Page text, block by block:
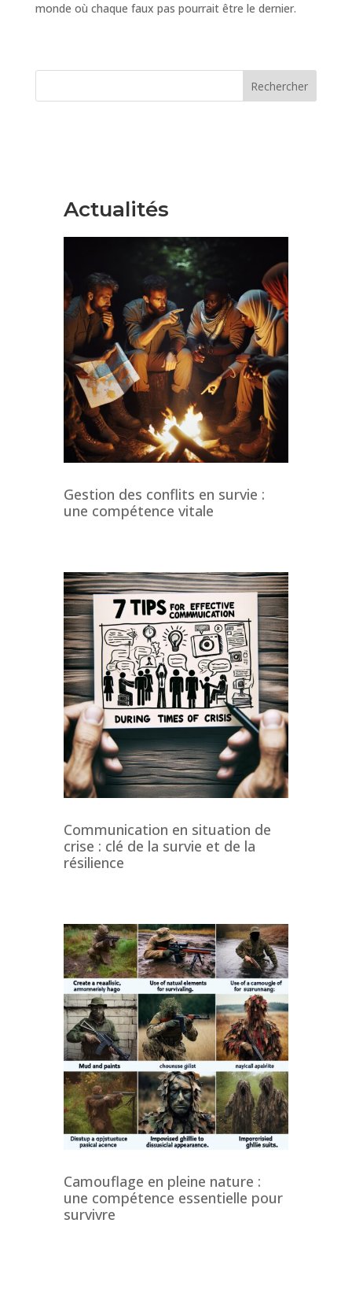
monde où chaque faux pas pourrait être le dernier.
Rechercher
Actualités
Gestion des conflits en survie :
une compétence vitale
Communication en situation de
crise : clé de la survie et de la
résilience
Camouflage en pleine nature :
une compétence essentielle pour
survivre